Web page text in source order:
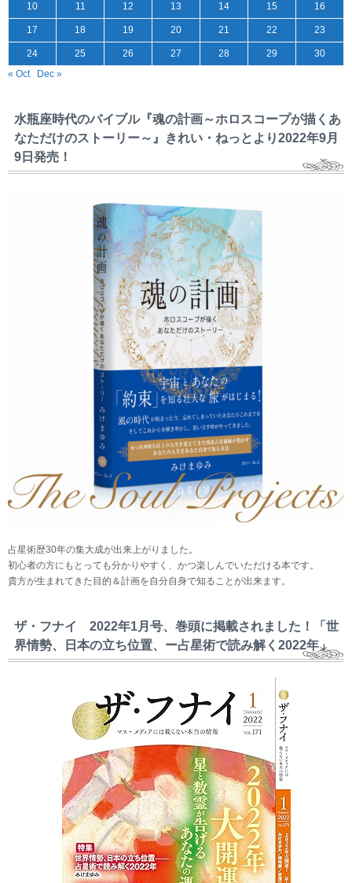
10 11 12 13 14 15 16
17 18 19 20 21 22 23
24 25 26 27 28 29
30
« Oct
Dec »
水瓶座時代のバイブル『魂の計画～ホロスコープが描くあ
なただけのストーリー～』きれい・ねっとより2022年9月
9日発売！
占星術歴30年の集大成が出来上がりました。
初心者の方にもとっても分かりやすく、かつ楽しんでいただける本です。
貴方が生まれてきた目的＆計画を自分自身で知ることが出来ます。
ザ・フナイ 2022年1月号、巻頭に掲載されました！「世
界情勢、日本の立ち位置、ー占星術で読み解く2022年」